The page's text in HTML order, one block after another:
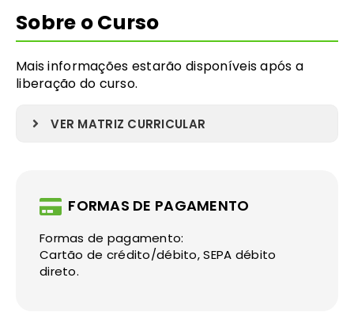
Sobre o Curso
Mais informações estarão disponíveis após a
liberação do curso.
VER MATRIZ CURRICULAR
FORMAS DE PAGAMENTO
Formas de pagamento:
Cartão de crédito/débito, SEPA débito
direto.